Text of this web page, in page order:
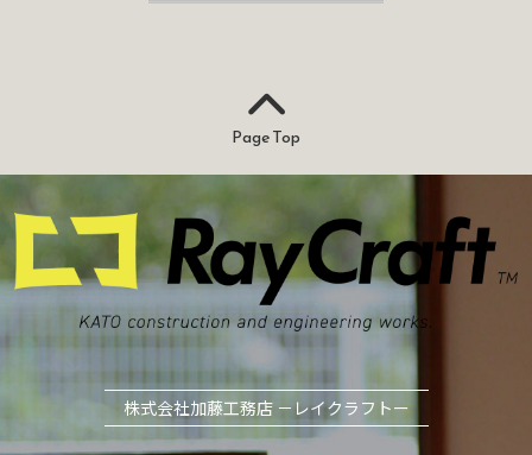
Page Top
株式会社加藤工務店 －レイクラフトー